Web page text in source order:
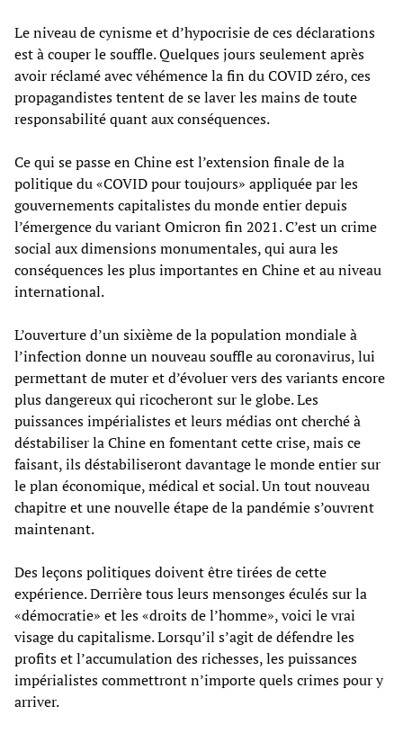
Le niveau de cynisme et d’hypocrisie de ces déclarations
est à couper le souffle. Quelques jours seulement après
avoir réclamé avec véhémence la fin du COVID zéro, ces
propagandistes tentent de se laver les mains de toute
responsabilité quant aux conséquences.
Ce qui se passe en Chine est l’extension finale de la
politique du «COVID pour toujours» appliquée par les
gouvernements capitalistes du monde entier depuis
l’émergence du variant Omicron fin 2021. C’est un crime
social aux dimensions monumentales, qui aura les
conséquences les plus importantes en Chine et au niveau
international.
L’ouverture d’un sixième de la population mondiale à
l’infection donne un nouveau souffle au coronavirus, lui
permettant de muter et d’évoluer vers des variants encore
plus dangereux qui ricocheront sur le globe. Les
puissances impérialistes et leurs médias ont cherché à
déstabiliser la Chine en fomentant cette crise, mais ce
faisant, ils déstabiliseront davantage le monde entier sur
le plan économique, médical et social. Un tout nouveau
chapitre et une nouvelle étape de la pandémie s’ouvrent
maintenant.
Des leçons politiques doivent être tirées de cette
expérience. Derrière tous leurs mensonges éculés sur la
«démocratie» et les «droits de l’homme», voici le vrai
visage du capitalisme. Lorsqu’il s’agit de défendre les
profits et l’accumulation des richesses, les puissances
impérialistes commettront n’importe quels crimes pour y
arriver.